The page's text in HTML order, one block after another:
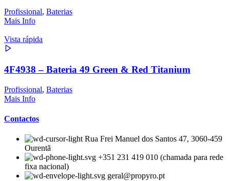
Profissional, Baterias
Mais Info
Vista rápida
4F4938 – Bateria 49 Green & Red Titanium
Profissional, Baterias
Mais Info
Contactos
Rua Frei Manuel dos Santos 47, 3060-459
Ourentã​
+351 231 419 010 (chamada para rede
fixa nacional)
geral@propyro.pt